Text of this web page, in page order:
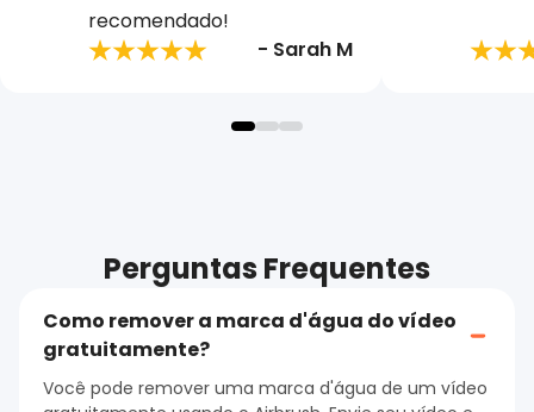
recomendado!
- Sarah M
Perguntas Frequentes
Como remover a marca d'água do vídeo
gratuitamente?
Você pode remover uma marca d'água de um vídeo